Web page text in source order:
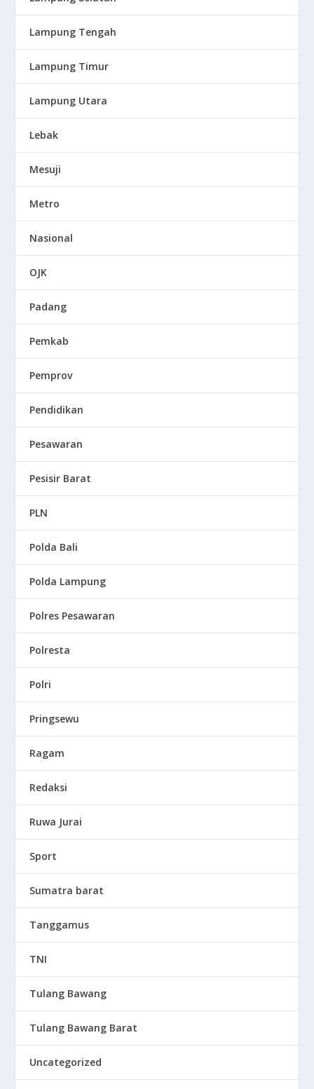
Lampung Tengah
Lampung Timur
Lampung Utara
Lebak
Mesuji
Metro
Nasional
OJK
Padang
Pemkab
Pemprov
Pendidikan
Pesawaran
Pesisir Barat
PLN
Polda Bali
Polda Lampung
Polres Pesawaran
Polresta
Polri
Pringsewu
Ragam
Redaksi
Ruwa Jurai
Sport
Sumatra barat
Tanggamus
TNI
Tulang Bawang
Tulang Bawang Barat
Uncategorized